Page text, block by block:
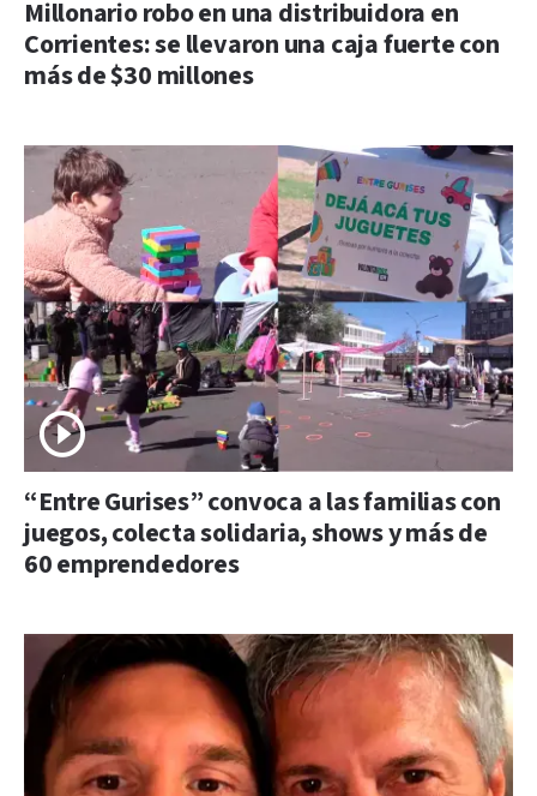
Millonario robo en una distribuidora en
Corrientes: se llevaron una caja fuerte con
más de $30 millones
“Entre Gurises” convoca a las familias con
juegos, colecta solidaria, shows y más de
60 emprendedores